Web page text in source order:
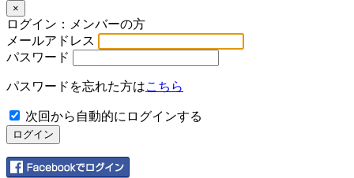
×
ログイン：メンバーの方
メールアドレス
パスワード
パスワードを忘れた方はこちら
次回から自動的にログインする